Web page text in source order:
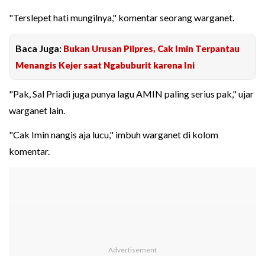
"Terslepet hati mungilnya," komentar seorang warganet.
Baca Juga: Bukan Urusan Pilpres, Cak Imin Terpantau
Menangis Kejer saat Ngabuburit karena Ini
"Pak, Sal Priadi juga punya lagu AMIN paling serius pak," ujar
warganet lain.
"Cak Imin nangis aja lucu," imbuh warganet di kolom
komentar.